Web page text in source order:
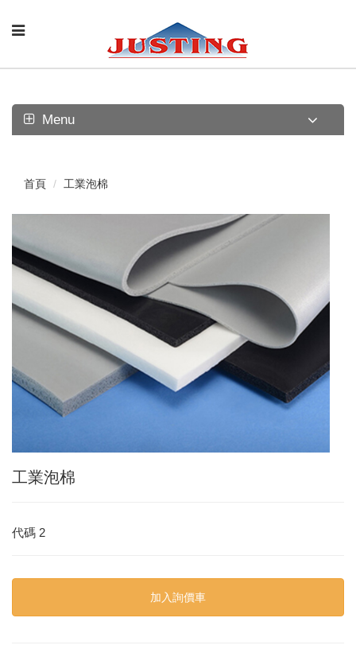
Menu
首頁 工業泡棉
工業泡棉
代碼 2
加入詢價車